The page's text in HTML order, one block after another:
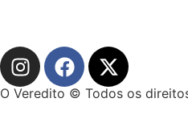
O Veredito © Todos os